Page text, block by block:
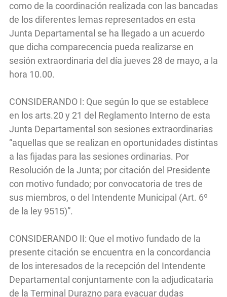
como de la coordinación realizada con las bancadas
de los diferentes lemas representados en esta
Junta Departamental se ha llegado a un acuerdo
que dicha comparecencia pueda realizarse en
sesión extraordinaria del día jueves 28 de mayo, a la
hora 10.00.
CONSIDERANDO I: Que según lo que se establece
en los arts.20 y 21 del Reglamento Interno de esta
Junta Departamental son sesiones extraordinarias
“aquellas que se realizan en oportunidades distintas
a las fijadas para las sesiones ordinarias. Por
Resolución de la Junta; por citación del Presidente
con motivo fundado; por convocatoria de tres de
sus miembros, o del Intendente Municipal (Art. 6º
de la ley 9515)”.
CONSIDERANDO II: Que el motivo fundado de la
presente citación se encuentra en la concordancia
de los interesados de la recepción del Intendente
Departamental conjuntamente con la adjudicataria
de la Terminal Durazno para evacuar dudas